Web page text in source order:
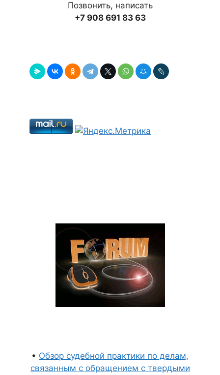
Позвонить, написать
+7 908 691 83 63
• Обзор судебной практики по делам,
связанным с обращением с твердыми